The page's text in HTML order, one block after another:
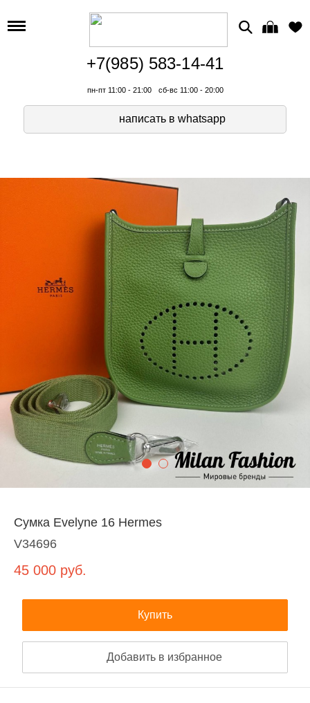
+7(985) 583-14-41
пн-пт 11:00 - 21:00 сб-вс 11:00 - 20:00
написать в whatsapp
Сумка Evelyne 16 Hermes
V34696
45 000 руб.
Купить
Добавить в избранное